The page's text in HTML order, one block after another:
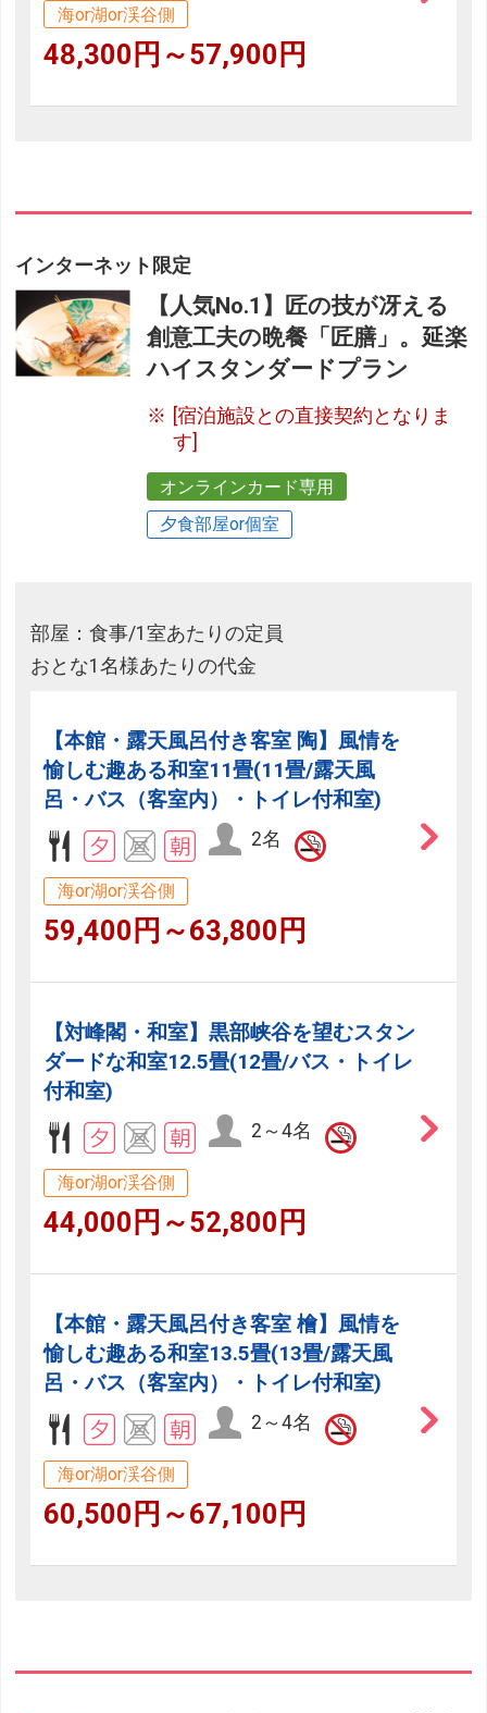
海or湖or渓谷側
48,300円～57,900円
インターネット限定
【人気No.1】匠の技が冴える
創意工夫の晩餐「匠膳」。延楽
ハイスタンダードプラン
[宿泊施設との直接契約となりま
す]
オンラインカード専用
夕食部屋or個室
部屋：食事/1室あたりの定員
おとな1名様あたりの代金
【本館・露天風呂付き客室 陶】風情を
愉しむ趣ある和室11畳(11畳/露天風
呂・バス（客室内）・トイレ付和室)
2名
海or湖or渓谷側
59,400円～63,800円
【対峰閣・和室】黒部峡谷を望むスタン
ダードな和室12.5畳(12畳/バス・トイレ
付和室)
2～4名
海or湖or渓谷側
44,000円～52,800円
【本館・露天風呂付き客室 檜】風情を
愉しむ趣ある和室13.5畳(13畳/露天風
呂・バス（客室内）・トイレ付和室)
2～4名
海or湖or渓谷側
60,500円～67,100円